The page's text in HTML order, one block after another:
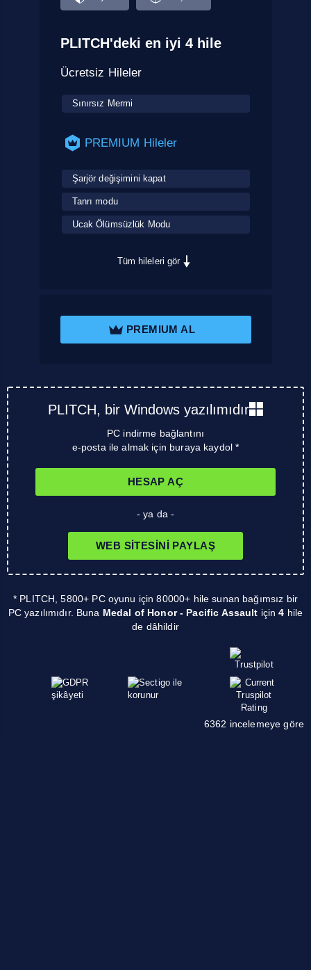
PLITCH'deki en iyi 4 hile
Ücretsiz Hileler
Sınırsız Mermi
PREMIUM Hileler
Şarjör değişimini kapat
Tanrı modu
Ucak Ölümsüzlük Modu
Tüm hileleri gör
PREMIUM AL
PLITCH, bir Windows yazılımıdır
PC indirme bağlantını
e-posta ile almak için buraya kaydol *
HESAP AÇ
- ya da -
WEB SITESINI PAYLAŞ
* PLITCH, 5800+ PC oyunu için 80000+ hile sunan bağımsız bir
PC yazılımıdır. Buna Medal of Honor - Pacific Assault için4 hile
de dâhildir
6362 incelemeye göre